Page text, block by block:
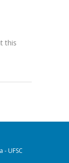
this
UFSC